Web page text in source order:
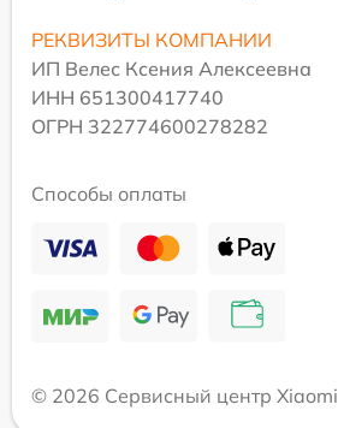
РЕКВИЗИТЫ КОМПАНИИ
ИП Велес Ксения Алексеевна
ИНН 651300417740
ОГРН 322774600278282
Способы оплаты
© 2026 Сервисный центр Xiaomi